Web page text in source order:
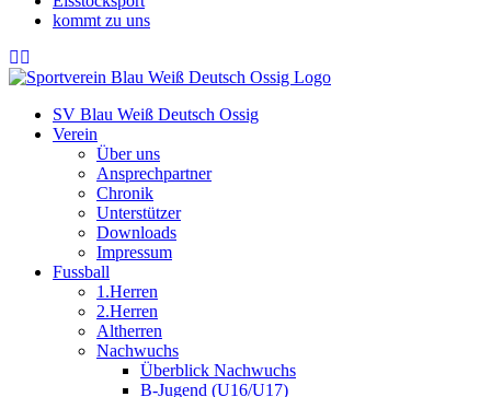
kommt zu uns
SV Blau Weiß Deutsch Ossig
Verein
Über uns
Ansprechpartner
Chronik
Unterstützer
Downloads
Impressum
Fussball
1.Herren
2.Herren
Altherren
Nachwuchs
Überblick Nachwuchs
B-Jugend (U16/U17)